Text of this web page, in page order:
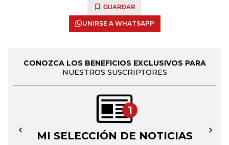
GUARDAR
UNIRSE A WHATSAPP
CONOZCA LOS BENEFICIOS EXCLUSIVOS PARA
NUESTROS SUSCRIPTORES
1
MI SELECCIÓN DE NOTICIAS
← →